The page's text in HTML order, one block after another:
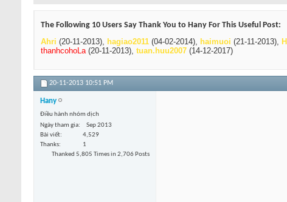
The Following 10 Users Say Thank You to Hany For This Useful Post:
Ahri (20-11-2013), hagiao2011 (04-02-2014), haimuoi (21-11-2013),
thanhcohoLa(20-11-2013), tuan.huu2007 (14-12-2017)
20-11-2013 10:51 PM
Hany
Điều hành nhóm dịch
Ngày tham gia
Sep 2013
Bài viết
4,529
Thanks
1
Thanked 5,805 Times in 2,706 Posts